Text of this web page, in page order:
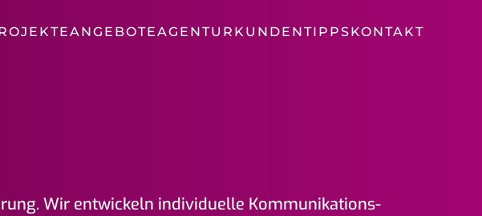
ANGEBOTEAGENTUR KUNDENTIPPSKONTAKT
Wir entwickeln individuelle Kommunikations­